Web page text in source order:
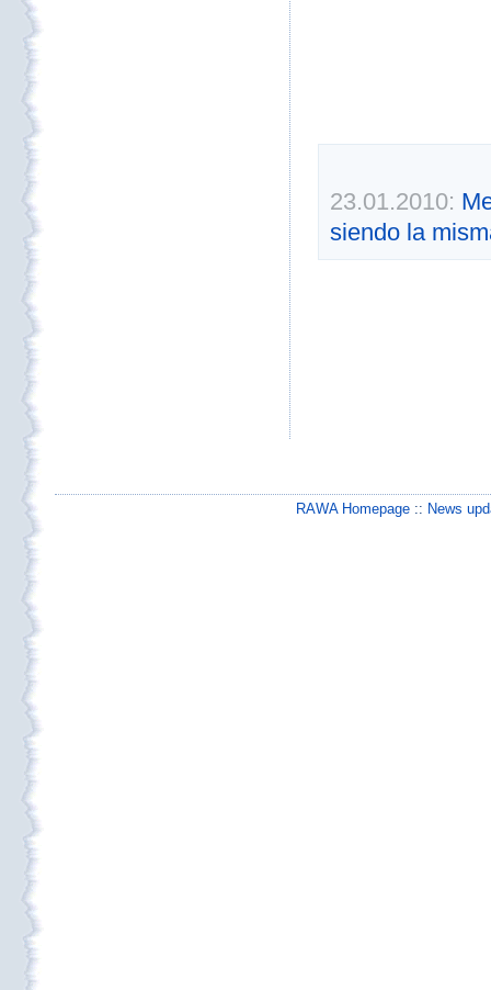
23.01.2010:
siendo la
RAWA Homepage:: News